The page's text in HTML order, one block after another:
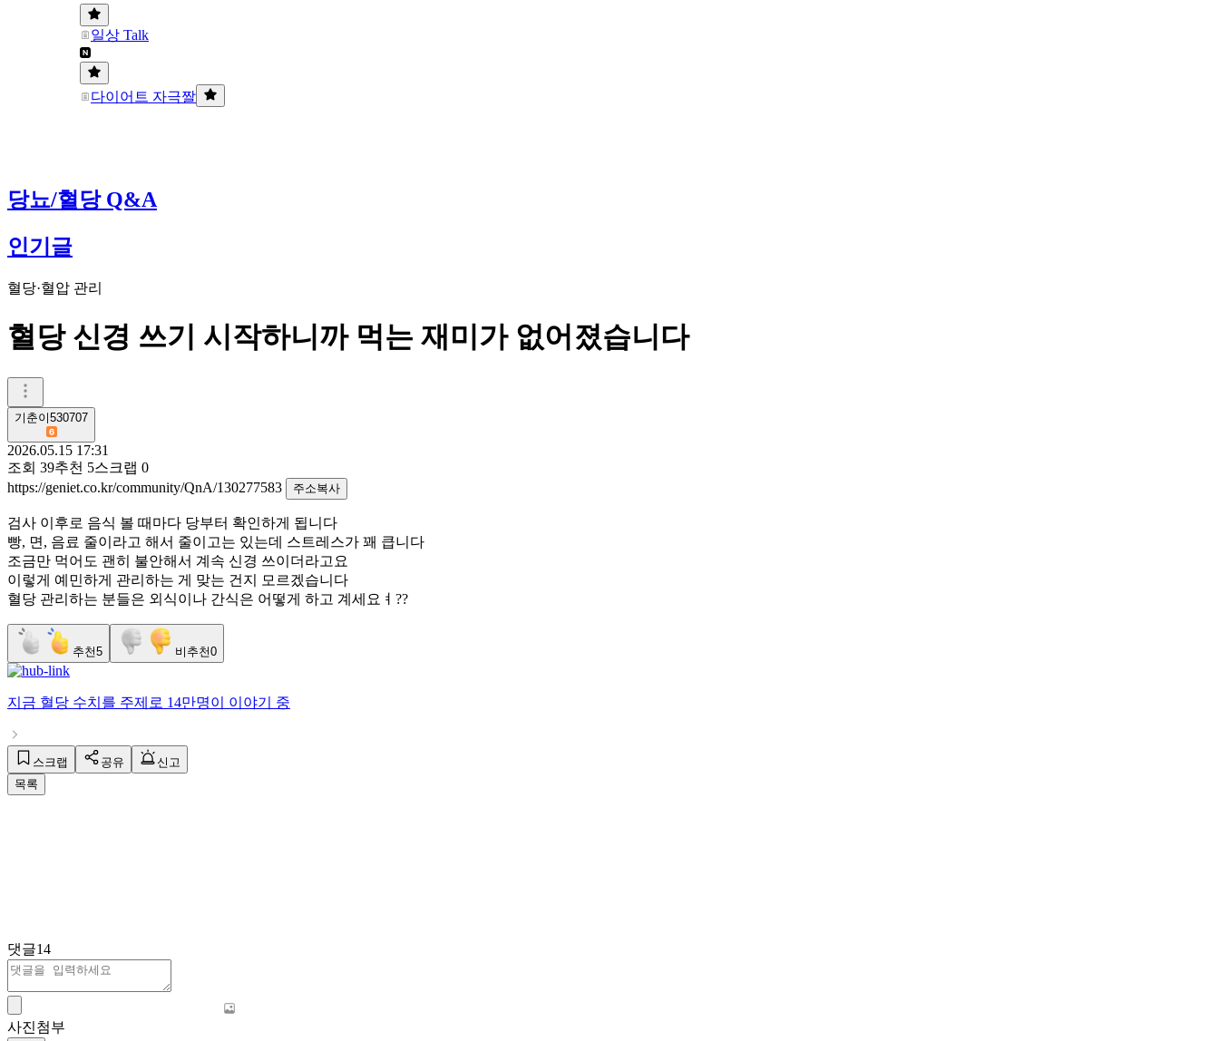
일상 Talk
다이어트 자극짤
당뇨/혈당 Q&A
인기글
혈당·혈압 관리
혈당 신경 쓰기 시작하니까 먹는 재미가 없어졌습니다
기춘이530707
2026.05.15 17:31
조회 39추천 5스크랩 0
https://geniet.co.kr/community/QnA/130277583
주소복사
검사 이후로 음식 볼 때마다 당부터 확인하게 됩니다
빵, 면, 음료 줄이라고 해서 줄이고는 있는데 스트레스가 꽤 큽니다
조금만 먹어도 괜히 불안해서 계속 신경 쓰이더라고요
이렇게 예민하게 관리하는 게 맞는 건지 모르겠습니다
혈당 관리하는 분들은 외식이나 간식은 어떻게 하고 계세요ㅕ??
추천5 비추천0
지금 혈당 수치 를 주제로 14만명이 이야기 중
스크랩 공유
신고
목록
댓글14
사진첨부